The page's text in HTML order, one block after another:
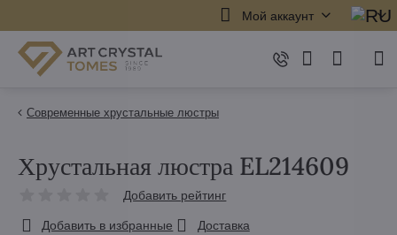
Мой аккаунт
Современные хрустальные люстры
Хрустальная люстра EL214609
Добавить рейтинг
Добавить в избранные Доставка